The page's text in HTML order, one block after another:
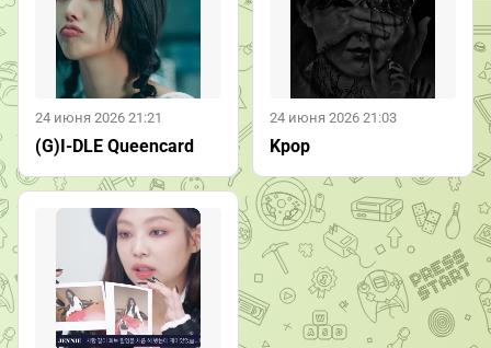
24 июня 2026 21:21
(G)I-DLE Queencard
24 июня 2026 21:03
Kpop